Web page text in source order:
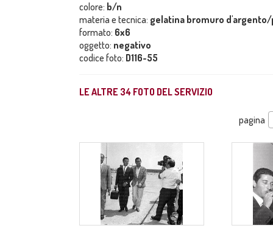
colore: b/n
materia e tecnica: gelatina bromuro
formato: 6x6
oggetto: negativo
codice foto: D116-55
LE ALTRE 34 FOTO DEL SERVIZIO
pagina